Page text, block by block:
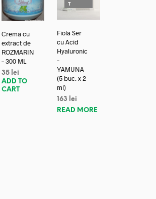
Crema cu
extract de
ROZMARIN
– 300 ML
35 lei
ADD TO
CART
T
Fiola Ser
cu Acid
Hyaluronic
–
YAMUNA
(5 buc. x 2
ml)
163
lei
READ MORE